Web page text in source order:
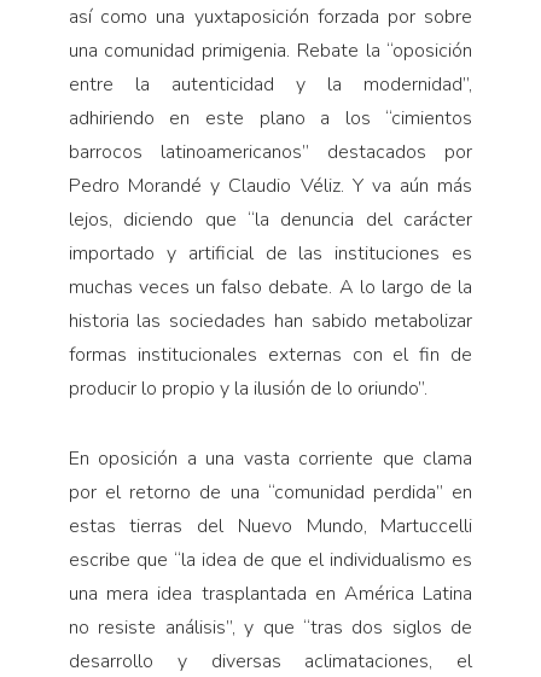
así como una yuxtaposición forzada por sobre
una comunidad primigenia. Rebate la “oposición
entre la autenticidad y la modernidad”,
adhiriendo en este plano a los “cimientos
barrocos latinoamericanos” destacados por
Pedro Morandé y Claudio Véliz. Y va aún más
lejos, diciendo que “la denuncia del carácter
importado y artificial de las instituciones es
muchas veces un falso debate. A lo largo de la
historia las sociedades han sabido metabolizar
formas institucionales externas con el fin de
producir lo propio y la ilusión de lo oriundo”.
En oposición a una vasta corriente que clama
por el retorno de una “comunidad perdida” en
estas tierras del Nuevo Mundo, Martuccelli
escribe que “la idea de que el individualismo es
una mera idea trasplantada en América Latina
no resiste análisis”, y que “tras dos siglos de
desarrollo y diversas aclimataciones, el